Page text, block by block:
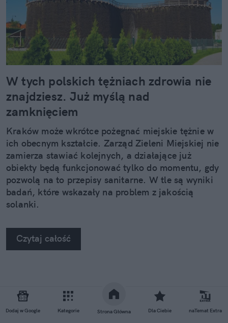
Dodaj w Google Kategorie Strona Główna Dla Ciebie naTemat Extra
W tych polskich tężniach zdrowia nie
znajdziesz. Już myślą nad
zamknięciem
Kraków może wkrótce pożegnać miejskie tężnie w
ich obecnym kształcie. Zarząd Zieleni Miejskiej nie
zamierza stawiać kolejnych, a działające już
obiekty będą funkcjonować tylko do momentu, gdy
pozwolą na to przepisy sanitarne. W tle są wyniki
badań, które wskazały na problem z jakością
solanki.
Czytaj całość